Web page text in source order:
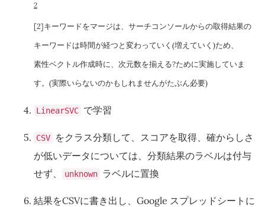
2
[2]キーワードをマージは、サーチコンソールからの取得結果の
キーワードは時間が経つと変わっていく(増えていく)ため、
素性ベクトル作成時に、次元数を揃える?ために実施していま
す。(実際いらないのかもしれませんがたぶん必要)
LinearSVC で学習
CSV
をクラス分類して、スコアを取得、確からしさ
が低いデータについては、分類結果のラベルは付与
せず、
unknown ラベルに置換
結果をCSVに書き出し、Google スプレッドシートに